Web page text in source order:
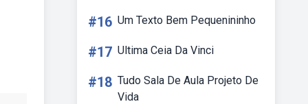
#16 Um Texto Bem Pequenininho
#17 Ultima Ceia Da Vinci
#18 Tudo Sala De Aula Projeto De
Vida